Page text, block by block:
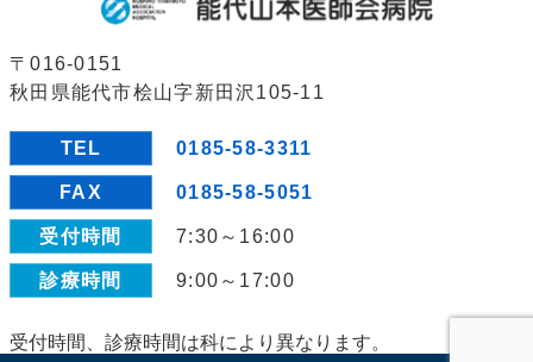
〒016-0151
秋田県能代市桧山字新田沢105-11
TEL 0185-58-3311
FAX 0185-58-5051
受付時間 7:30～16:00
診療時間 9:00～17:00
受付時間、診療時間は科により異なります。